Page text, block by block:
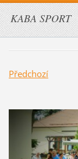
KABA SPORT
Předchozí